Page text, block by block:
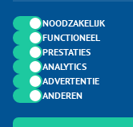
DUIJVELAAR E-
CONTACTEN
NOODZAKELIJK
FUNCTIONEEL
PRESTATIES
ANALYTICS
ADVERTENTIE
ANDEREN